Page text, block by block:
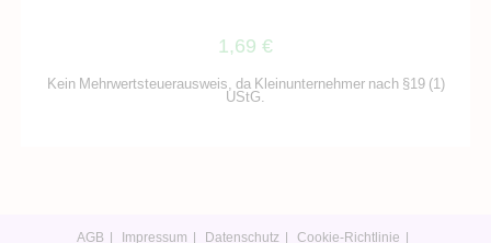
1,69 €
Kein Mehrwertsteuerausweis, da Kleinunternehmer nach §19 (1)
UStG.
AGB Impressum Datenschutz Cookie-Richtlinie